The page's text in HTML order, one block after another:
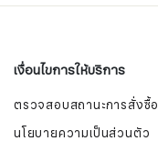
เงื่อนไขการให้บริการ
ตรวจสอบสถานะการสั่งซื้อ
นโยบายความเป็นส่วนตัว